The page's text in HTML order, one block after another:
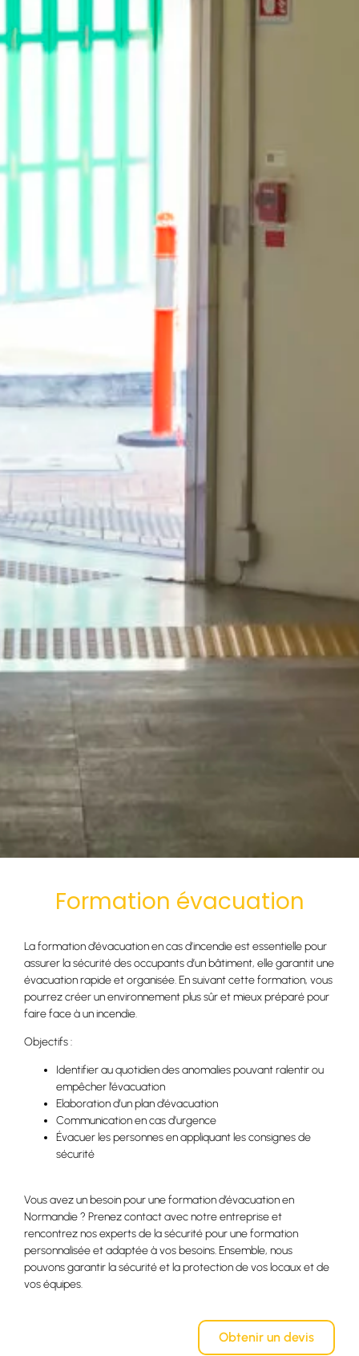
Formation évacuation
La formation d’évacuation en cas d’incendie est essentielle pour
assurer la sécurité des occupants d’un bâtiment, elle garantit une
évacuation rapide et organisée. En suivant cette formation, vous
pourrez créer un environnement plus sûr et mieux préparé pour
faire face à un incendie.
Objectifs :
Identifier au quotidien des anomalies pouvant ralentir ou
empêcher l’évacuation
Elaboration d’un plan d’évacuation
Communication en cas d’urgence
Évacuer les personnes en appliquant les consignes de
sécurité
Vous avez un besoin pour une formation d’évacuation en
Normandie ? Prenez contact avec notre entreprise et
rencontrez nos experts de la sécurité pour une formation
personnalisée et adaptée à vos besoins. Ensemble, nous
pouvons garantir la sécurité et la protection de vos locaux et de
vos équipes.
Obtenir un devis